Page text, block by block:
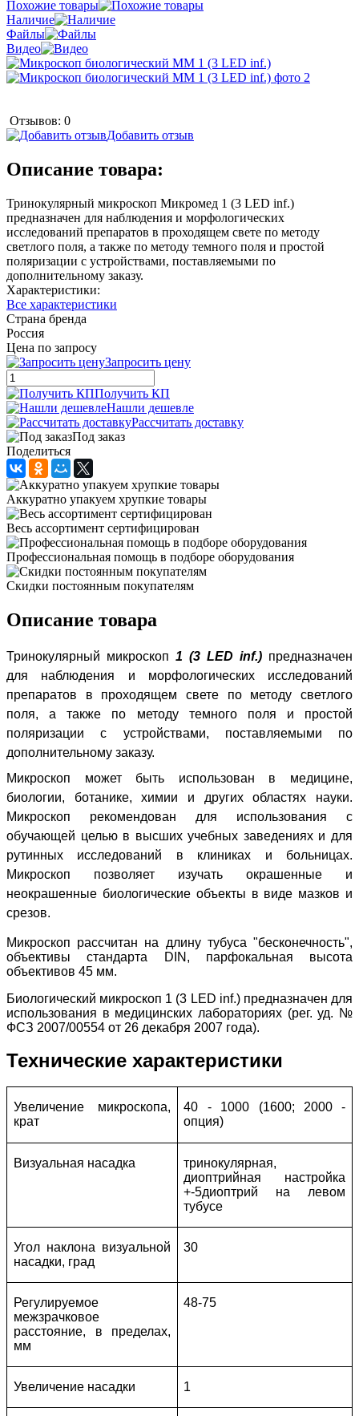
Похожие товары
Наличие
Файлы
Видео
Отзывов: 0
Добавить отзыв
Описание товара:
Тринокулярный микроскоп Микромед 1 (3 LED inf.)
предназначен для наблюдения и морфологических
исследований препаратов в проходящем свете по методу
светлого поля, а также по методу темного поля и простой
поляризации с устройствами, поставляемыми по
дополнительному заказу.
Характеристики:
Все характеристики
Страна бренда
Россия
Цена по запросу
Запросить цену
Получить КП
Нашли дешевле
Рассчитать доставку
Под заказ
Поделиться
Аккуратно упакуем хрупкие товары
Весь ассортимент сертифицирован
Профессиональная помощь в подборе оборудования
Скидки постоянным покупателям
Описание товара
Тринокулярный микроскоп 1 (3 LED inf.) предназначен
для наблюдения и морфологических исследований
препаратов в проходящем свете по методу светлого
поля, а также по методу темного поля и простой
поляризации с устройствами, поставляемыми по
дополнительному заказу.
Микроскоп может быть использован в медицине,
биологии, ботанике, химии и других областях науки.
Микроскоп рекомендован для использования с
обучающей целью в высших учебных заведениях и для
рутинных исследований в клиниках и больницах.
Микроскоп позволяет изучать окрашенные и
неокрашенные биологические объекты в виде мазков и
срезов.
Микроскоп рассчитан на длину тубуса "бесконечность",
объективы стандарта DIN, парфокальная высота
объективов 45 мм.
Биологический микроскоп 1 (3 LED inf.) предназначен для
использования в медицинских лабораториях (рег. уд. №
ФСЗ 2007/00554 от 26 декабря 2007 года).
Технические характеристики
Увеличение микроскопа,
крат
40 - 1000 (1600; 2000 -
опция)
Визуальная насадка
тринокулярная,
диоптрийная настройка
+-5диоптрий на левом
тубусе
Угол наклона визуальной
насадки, град
30
Регулируемое
межзрачковое
расстояние, в пределах,
мм
48-75
Увеличение насадки 1